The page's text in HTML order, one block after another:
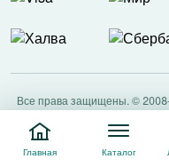
Все права защищены. ©
Главная Каталог